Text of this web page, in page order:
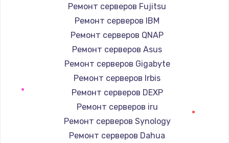
Заказать
Замена конфорки
Заказать
Замена платы сенсора
Заказать
Ремонт серверов Fujitsu
Ремонт серверов IBM
Ремонт серверов QNAP
Ремонт серверов Asus
Ремонт серверов Gigabyte
Ремонт серверов Irbis
Ремонт серверов DEXP
Ремонт серверов iru
Ремонт серверов Synology
Ремонт серверов Dahua